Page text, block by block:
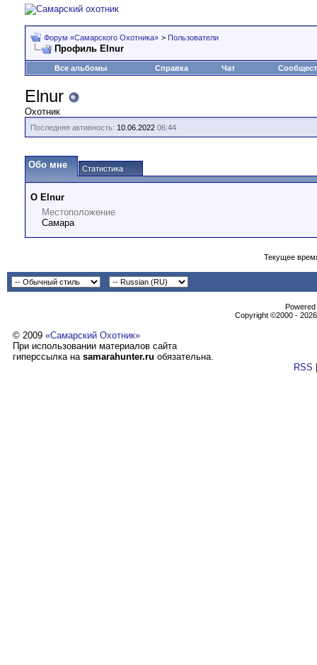
Форум «Самарского Охотника» > Пользователи
Профиль Elnur
Все альбомы Справка Чат
Elnur
Охотник
Последняя активность: 10.06.2022 06:44
Обо мне Статистика
О Elnur
Местоположение
Самара
Текущее
Copyright ©2000 -
© 2009 «Самарский Охотник»
При использовании материалов сайта
гиперссылка на samarahunter.ru обязательна.
RSS